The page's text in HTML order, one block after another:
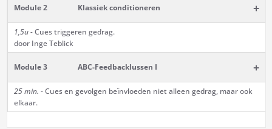
Module 2 Klassiek conditioneren +
1,5u -Cues triggeren gedrag.
door Inge Teblick
Module 3 ABC-Feedbacklussen I +
25 min. - Cues en gevolgen beïnvloeden niet alleen gedrag, maar ook
elkaar.